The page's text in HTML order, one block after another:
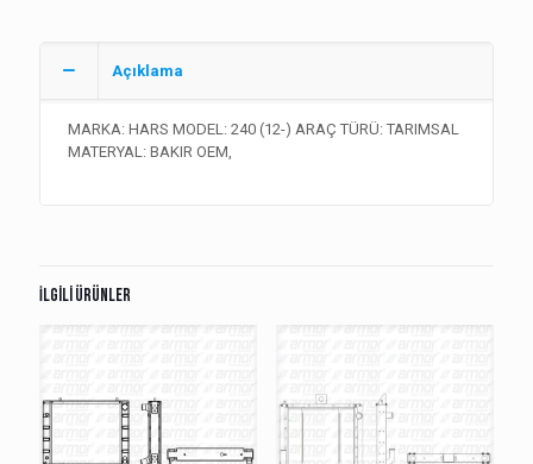
Açıklama
MARKA: HARS MODEL: 240 (12-) ARAÇ TÜRÜ: TARIMSAL
MATERYAL: BAKIR OEM,
İlgili ürünler